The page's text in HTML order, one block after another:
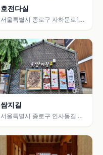
호전다실
서울특별시 종로구 자하문로11
쌈지길
서울특별시 종로구 인사동길 44